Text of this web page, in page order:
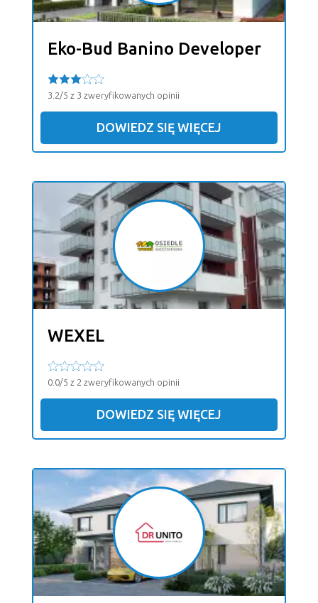
Eko-Bud Banino Developer
3.2/5 z 3 zweryfikowanych opinii
DOWIEDZ SIĘ WIĘCEJ
WEXEL
0.0/5 z 2 zweryfikowanych opinii
DOWIEDZ SIĘ WIĘCEJ